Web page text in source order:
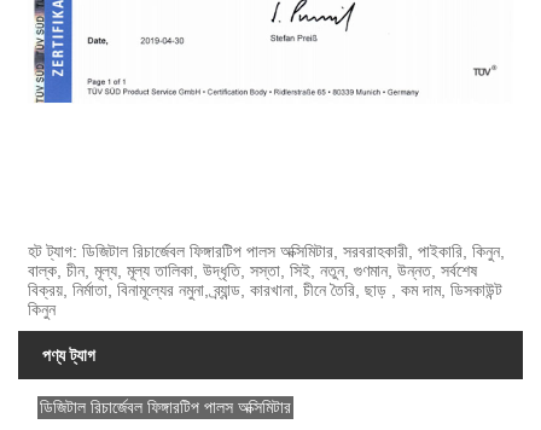
হট ট্যাগ: ডিজিটাল রিচার্জেবল ফিঙ্গারটিপ পালস অক্সিমিটার, সরবরাহকারী, পাইকারি, কিনুন,
বাল্ক, চীন, মূল্য, মূল্য তালিকা, উদ্ধৃতি, সস্তা, সিই, নতুন, গুণমান, উন্নত, সর্বশেষ
বিক্রয়, নির্মাতা, বিনামূল্যের নমুনা, ব্র্যান্ড, কারখানা, চীনে তৈরি, ছাড় , কম দাম, ডিসকাউন্ট
কিনুন
পণ্য ট্যাগ
ডিজিটাল রিচার্জেবল ফিঙ্গারটিপ পালস অক্সিমিটার